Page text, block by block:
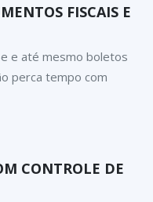
FISCAIS E
e e até mesmo boletos
perca tempo com
CONTROLE DE